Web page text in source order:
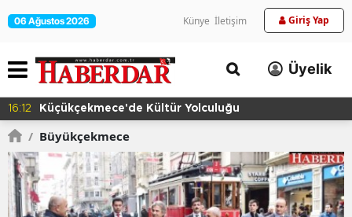
06 Ağustos 2026 Künye İletişim Giriş Yap
Üyelik
16:09
Başkan Vekili Yalçın Ekici, Birlikte Dayanışma
/ Büyükçekmece